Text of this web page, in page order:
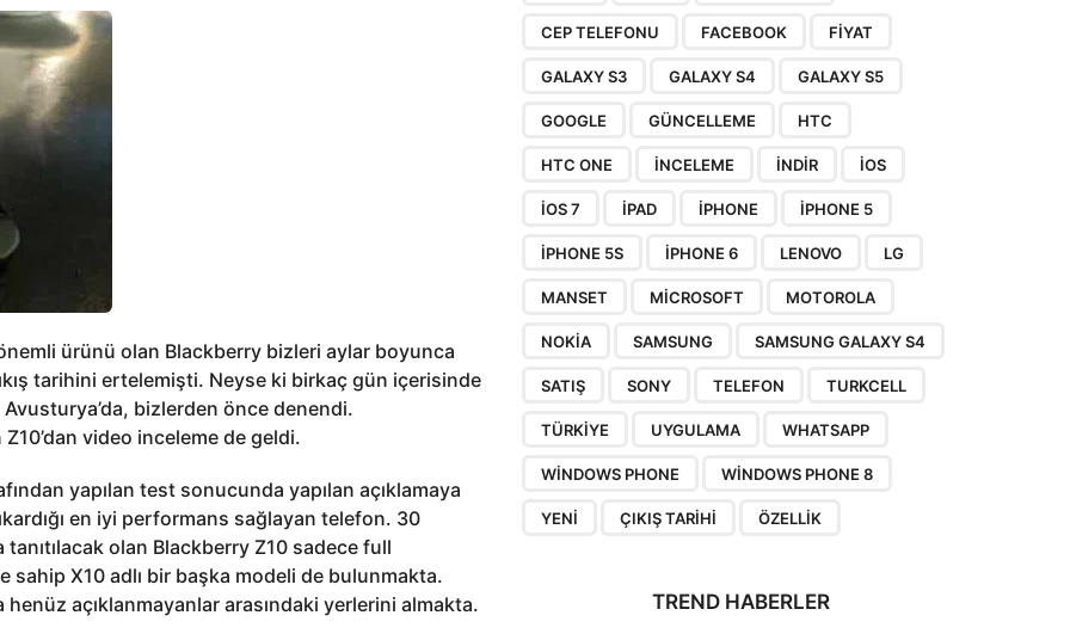
ürünü olan Blackberry bizleri aylar boyunca
tarihini ertelemişti. Neyse ki birkaç gün içerisinde
bizlerden önce denendi.
video inceleme de geldi.
yapılan test sonucunda yapılan açıklamaya
en iyi performans sağlayan telefon. 30
olan Blackberry Z10 sadece full
X10 adlı bir başka modeli de bulunmakta.
açıklanmayanlar arasındaki yerlerini almakta.
CEP TELEFONU FACEBOOK FIYAT
GALAXY S3 GALAXY S4 GALAXY S5
GOOGLE GÜNCELLEME HTC
HTC ONE INCELEME INDIR IOS
IOS 7 IPAD IPHONE IPHONE 5
IPHONE 5S IPHONE 6 LENOVO LG
MANSET MICROSOFT MOTOROLA
NOKIA SAMSUNG SAMSUNG GALAXY S4
SATIŞ SONY TELEFON TURKCELL
TÜRKIYE UYGULAMA WHATSAPP
WINDOWS PHONE WINDOWS PHONE 8
YENI ÇIKIŞ TARIHI ÖZELLIK
TREND HABERLER